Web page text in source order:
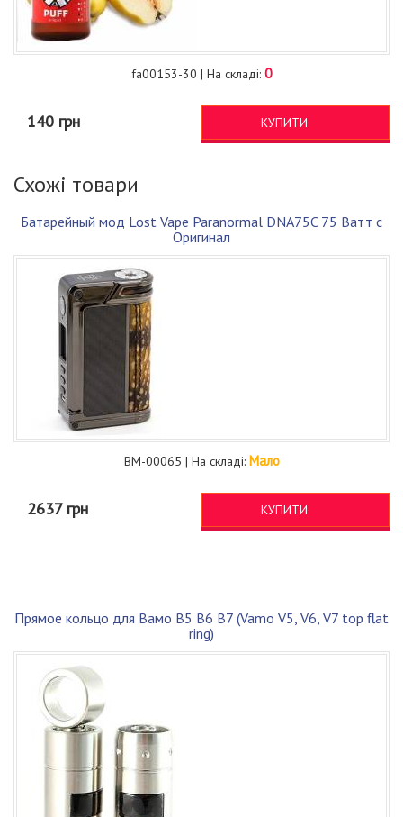
fa00153-30 | На складі: 0
140 грн КУПИТИ
Схожі товари
Батарейный мод Lost Vape Paranormal DNA75C 75 Ватт с
Оригинал
BM-00065 | На складі: Мало
2637 грн КУПИТИ
Прямое кольцо для Вамо В5 В6 В7 (Vamo V5, V6, V7 top flat
ring)